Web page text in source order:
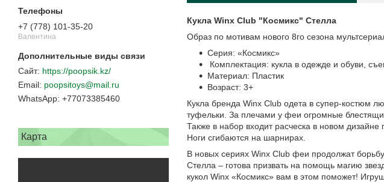
+7 (778) 101-35-20
Валентина
https://poopsik.kz/
poopsitoys@mail.ru
+77073385460
Карта
Кукла Winx Club "Космикс" Стелла
Образ по мотивам нового 8го сезона
Серия: «Космикс»
Комплектация: кукла в одежде и обуви,
Материал: Пластик
Возраст: 3+
Кукла бренда Winx Club одета в супер-костюм
туфельки. За плечами у феи огромные
Также в набор входит расческа в новом
Ноги сгибаются на шарнирах.
В новых сериях Winx Club феи продолжат
Стелла – готова призвать на помощь магию
кукол Winx «Космикс» вам в этом поможет!